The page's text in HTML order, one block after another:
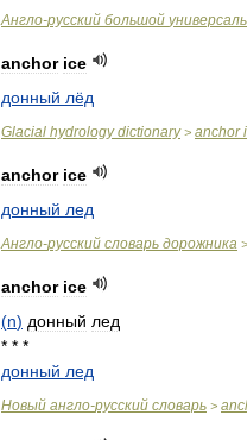
Англо-русский большой
anchor ice
донный лёд
Glacial hydrology dictionary> anchor
anchor ice
донный лед
Англо-русский словарь дорожника >
anchor ice
(n) донный лед
* * *
донный лед
Новый англо-русский словарь >